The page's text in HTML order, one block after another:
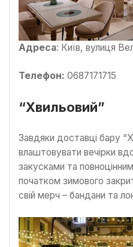
Адреса: Київ, вулиця
Телефон: 0687171715
“Хвильовий”
Завдяки доставці бару
влаштовувати вечірки
закусками та
початком зимового
свій мерч – бандани та